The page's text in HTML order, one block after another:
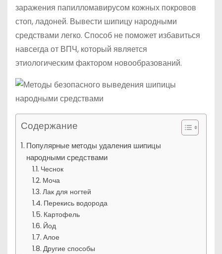
заражения папилломавирусом кожных покровов
стоп, ладоней. Вывести шипицу народными
средствами легко. Способ не поможет избавиться
навсегда от ВПЧ, который является
этиологическим фактором новообразований.
Содержание
Популярные методы удаления шипицы
народными средствами
Чеснок
Моча
Лак для ногтей
Перекись водорода
Картофель
Йод
Алое
Другие способы